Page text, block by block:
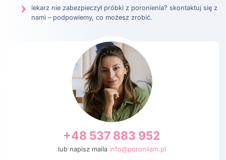
lekarz nie zabezpieczył próbki z poronienia? skontaktuj się z
nami – podpowiemy, co możesz zrobić.
+48 537 883 952
lub napisz maila info@poronilam.pl